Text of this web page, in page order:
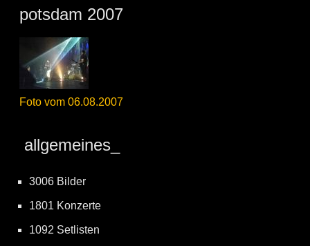
potsdam 2007
Foto vom 06.08.2007
allgemeines_
3006 Bilder
1801 Konzerte
1092 Setlisten